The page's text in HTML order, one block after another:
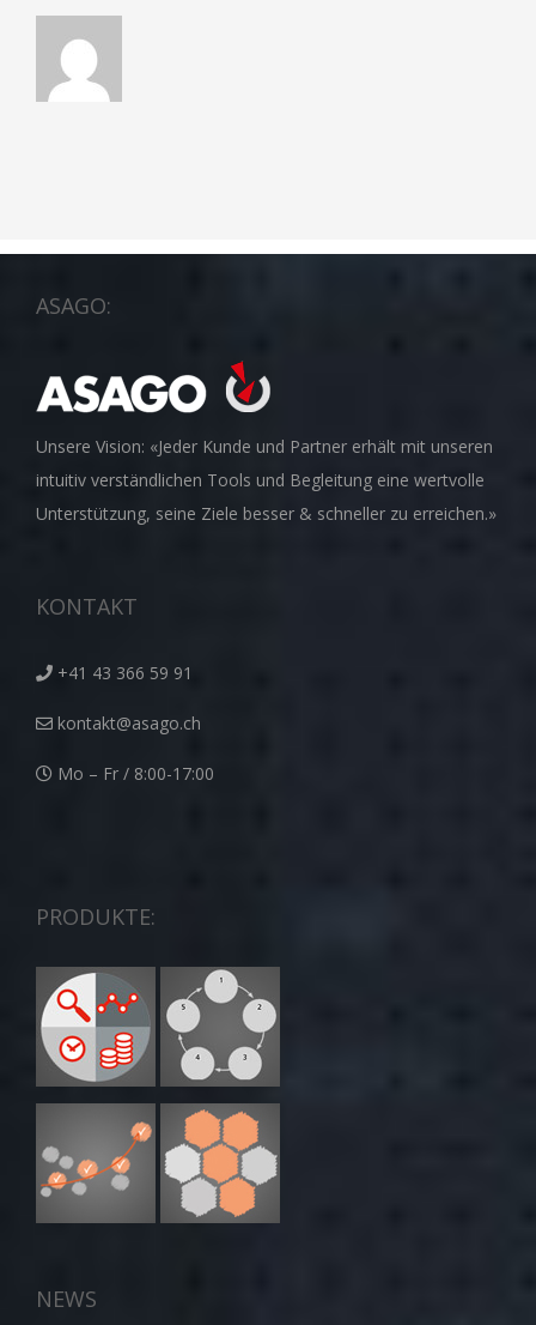
ASAGO:
Unsere Vision: «Jeder Kunde und Partner erhält mit unseren
intuitiv verständlichen Tools und Begleitung eine wertvolle
Unterstützung, seine Ziele besser & schneller zu erreichen.»
KONTAKT
+41 43 366 59 91
kontakt@asago.ch
Mo – Fr / 8:00-17:00
PRODUKTE:
NEWS